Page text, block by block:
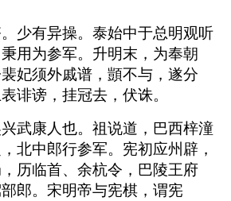
少有异操。泰始中于总明观听
用为参军。升明末，为奉朝
妃须外戚谱，顗不与，遂分
诽谤，挂冠去，伏诛。
武康人也。祖说道，巴西梓潼
北中郎行参军。宪初应州辟，
历临首、余杭令，巴陵王府
郎。宋明帝与宪棋，谓宪